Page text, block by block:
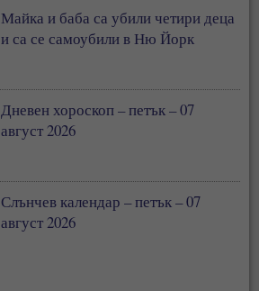
Майка и баба са убили четири деца
и са се самоубили в Ню Йорк
Дневен хороскоп – петък – 07
август 2026
Слънчев календар – петък – 07
август 2026